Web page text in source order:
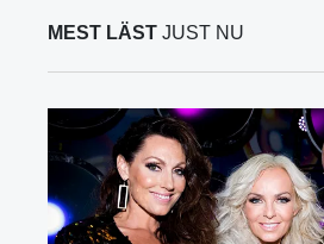
MEST LÄST JUST NU